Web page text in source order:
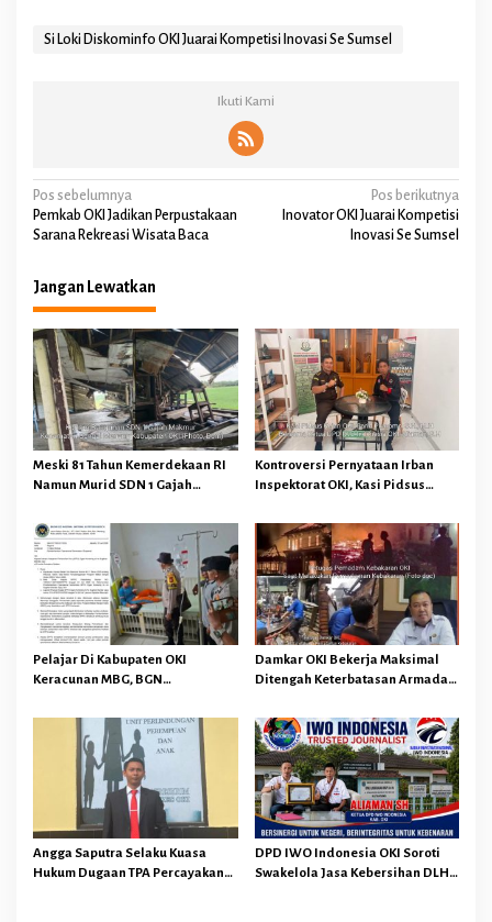
Si Loki Diskominfo OKI Juarai Kompetisi Inovasi Se Sumsel
Ikuti Kami
N
a
i
g
a
s
i
p
o
Pos sebelumnya
Pemkab OKI Jadikan Perpustakaan
Sarana Rekreasi Wisata Baca
Pos berikutnya
Inovator OKI Juarai Kompetisi
Inovasi Se Sumsel
Jangan Lewatkan
Meski 81 Tahun Kemerdekaan RI
Namun Murid SDN 1 Gajah
Diduga Belajar Diruang WC
Kontroversi Pernyataan Irban
Inspektorat OKI, Kasi Pidsus
Pengembalian Kerugian
Keuangan Negara Tidak
Menghapuskan Hukuman Pidana
Bagi Pelaku
Pelajar Di Kabupaten OKI
Keracunan MBG, BGN
Sementara SPPG Air Sugihan
Bandar Jaya
Damkar OKI Bekerja Maksimal
Ditengah Keterbatasan Armada
Jauh Dari Harapan
Angga Saputra Selaku Kuasa
Hukum Dugaan TPA Percayakan
DPD IWO Indonesia OKI Soroti
Swakelola Jasa Kebersihan DLH